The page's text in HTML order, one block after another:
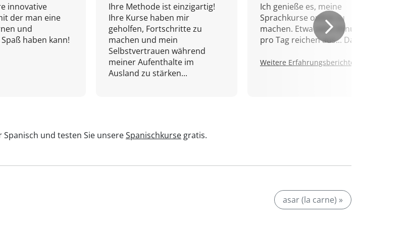
innovative
der man eine
und
haben kann!
Ihre Methode ist einzigartig!
Ihre Kurse haben mir
geholfen, Fortschritte zu
machen und mein
Selbstvertrauen während
meiner Aufenthalte im
Ausland zu stärken...
Ich genieße es, meine
Sprachkurse online zu
machen. Etwa zehn Minuten
pro Tag reichen aus... Danke!
Weitere Erfahrungsberichte.
Spanisch und testen Sie unsereSpanischkurse gratis.
asar (la carne) »